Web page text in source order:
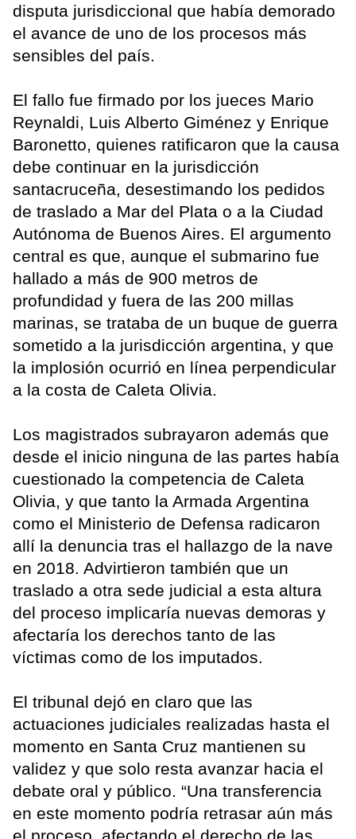
disputa jurisdiccional que había demorado
el avance de uno de los procesos más
sensibles del país.
El fallo fue firmado por los jueces Mario
Reynaldi, Luis Alberto Giménez y Enrique
Baronetto, quienes ratificaron que la causa
debe continuar en la jurisdicción
santacruceña, desestimando los pedidos
de traslado a Mar del Plata o a la Ciudad
Autónoma de Buenos Aires. El argumento
central es que, aunque el submarino fue
hallado a más de 900 metros de
profundidad y fuera de las 200 millas
marinas, se trataba de un buque de guerra
sometido a la jurisdicción argentina, y que
la implosión ocurrió en línea perpendicular
a la costa de Caleta Olivia.
Los magistrados subrayaron además que
desde el inicio ninguna de las partes había
cuestionado la competencia de Caleta
Olivia, y que tanto la Armada Argentina
como el Ministerio de Defensa radicaron
allí la denuncia tras el hallazgo de la nave
en 2018. Advirtieron también que un
traslado a otra sede judicial a esta altura
del proceso implicaría nuevas demoras y
afectaría los derechos tanto de las
víctimas como de los imputados.
El tribunal dejó en claro que las
actuaciones judiciales realizadas hasta el
momento en Santa Cruz mantienen su
validez y que solo resta avanzar hacia el
debate oral y público. “Una transferencia
en este momento podría retrasar aún más
el proceso, afectando el derecho de las